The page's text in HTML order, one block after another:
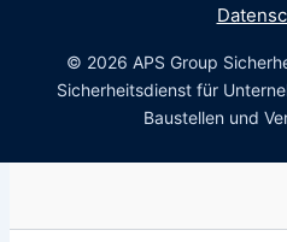
© 2026 APS Group
Sicherheitsdienst für
Baustellen und